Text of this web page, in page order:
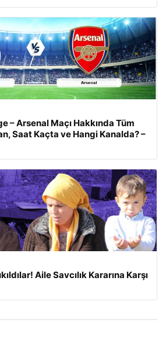
– Arsenal Maçı Hakkında Tüm
Saat Kaçta ve Hangi Kanalda? –
Aile Savcılık Kararına Karşı